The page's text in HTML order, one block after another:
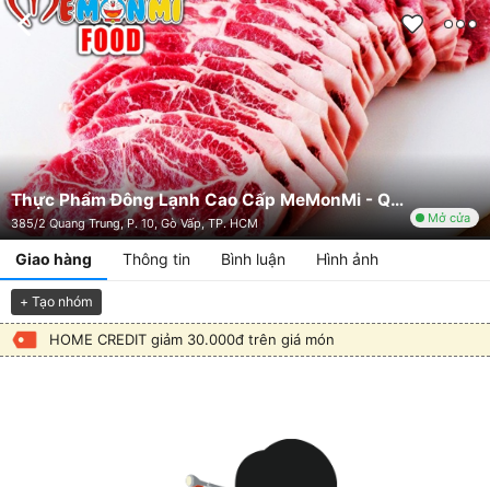
Thực Phẩm Đông Lạnh Cao Cấp MeMonMi - Quang Trung
385/2 Quang Trung, P. 10, Gò Vấp, TP. HCM Mở cửa
Giao hàng Thông tin Bình luận Hình ảnh
+ Tạo nhóm
HOME CREDIT giảm 30.000đ trên giá món